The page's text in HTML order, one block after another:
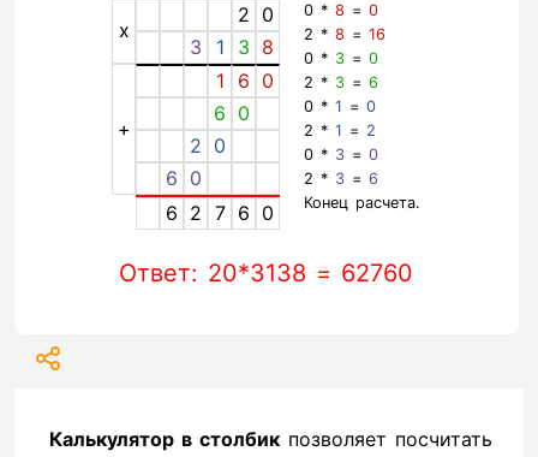
x
2 0
3
1 3 8
+
1 6 0
6 0
2 0
6 0
6 2 7 6 0
0 *8 =0
2 *8 =16
0 * 3 =0
2 * 3 =6
0 *1 =0
2 *1 = 2
0 * 3 =0
2 * 3 =6
Конец расчета.
Ответ: 20*3138 = 62760
Калькулятор в столбик позволяет посчитать